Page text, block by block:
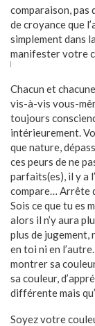
comparaison, pas
de croyance que
simplement dans
manifester votre
Chacun et
vis-à-vis vous-
toujours
intérieurement.
que nature,
ces peurs de ne
parfaits(es), il y a
compare… Arrête
Sois ce que tu es
alors il n’y aura
plus de jugement,
en toi ni en
montrer sa
sa couleur,
différente mais
Soyez votre